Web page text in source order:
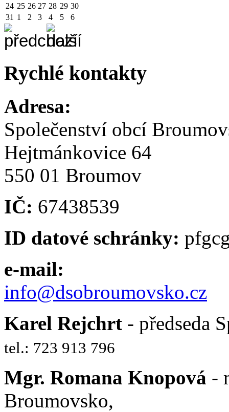
24 25 26 27 28 29 30
31 1 2 3 4 5 6
Rychlé kontakty
Adresa:
Společenství obcí
Hejtmánkovice 64
550 01 Broumov
IČ: 67438539
ID datové schránky:
e-mail:
info@dsobroumovsko.cz
Karel Rejchrt - předseda
tel.: 723 913 796
Mgr. Romana Knopová -
Broumovsko,